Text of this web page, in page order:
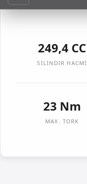
ÖZELLIKLER
RENKLER
249,4 CC
SILINDIR HACMI
23 Nm
MAX. TORK